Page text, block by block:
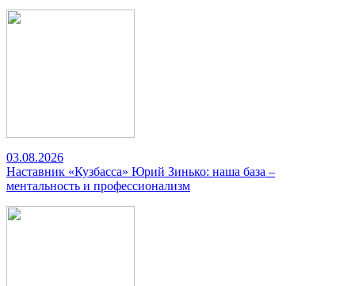
03.08.2026
Наставник «Кузбасса» Юрий Зинько: наша база –
ментальность и профессионализм